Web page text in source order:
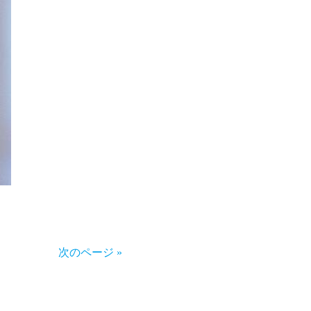
次のページ »